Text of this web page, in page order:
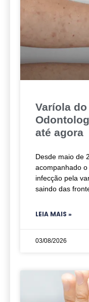
Varíola
até agora
Desde maio de
acompanhado
infecção pela
saindo das
LEIA MAIS »
03/08/2026